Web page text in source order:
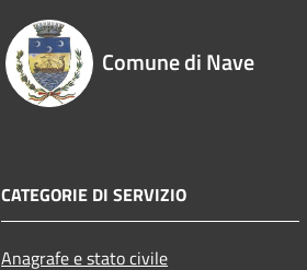
Comune di Nave
CATEGORIE DI SERVIZIO
Anagrafe e stato civile